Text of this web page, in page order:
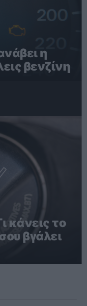
η
βενζίνη
κάνεις το
βγάλει